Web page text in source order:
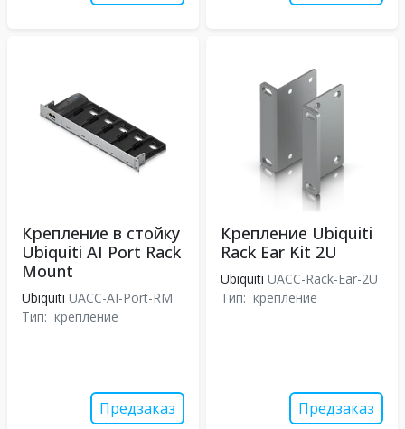
Крепление в стойку
Ubiquiti AI Port Rack
Mount
Ubiquiti UACC-AI-Port-RM
Тип: крепление
Предзаказ
Крепление Ubiquiti
Rack Ear Kit 2U
Ubiquiti UACC-Rack-Ear-2U
Тип: крепление
Предзаказ